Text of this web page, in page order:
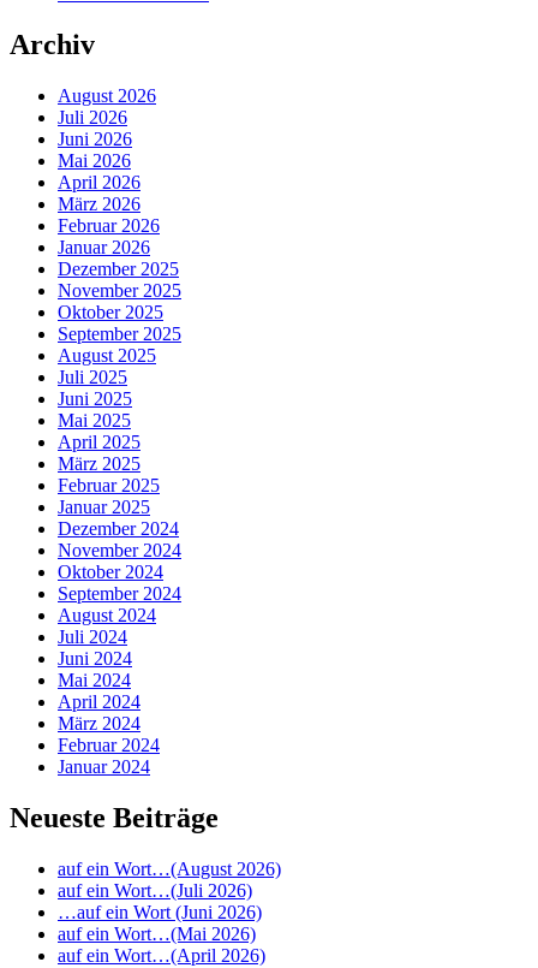
Archiv
August 2026
Juli 2026
Juni 2026
Mai 2026
April 2026
März 2026
Februar 2026
Januar 2026
Dezember 2025
November 2025
Oktober 2025
September 2025
August 2025
Juli 2025
Juni 2025
Mai 2025
April 2025
März 2025
Februar 2025
Januar 2025
Dezember 2024
November 2024
Oktober 2024
September 2024
August 2024
Juli 2024
Juni 2024
Mai 2024
April 2024
März 2024
Februar 2024
Januar 2024
Neueste Beiträge
auf ein Wort…(August 2026)
auf ein Wort…(Juli 2026)
…auf ein Wort (Juni 2026)
auf ein Wort…(Mai 2026)
auf ein Wort…(April 2026)